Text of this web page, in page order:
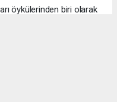
öykülerinden biri olarak